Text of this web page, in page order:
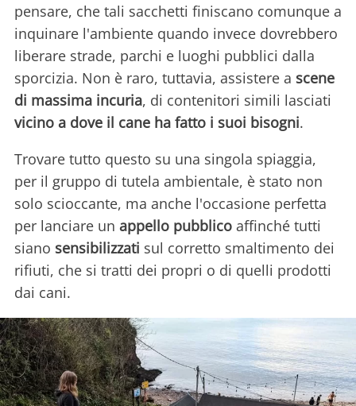
pensare, che tali sacchetti finiscano comunque a
inquinare l'ambiente quando invece dovrebbero
liberare strade, parchi e luoghi pubblici dalla
sporcizia. Non è raro, tuttavia, assistere a scene
di massima incuria, di contenitori simili lasciati
vicino a dove il cane ha fatto i suoi bisogni.
Trovare tutto questo su una singola spiaggia,
per il gruppo di tutela ambientale, è stato non
solo scioccante, ma anche l'occasione perfetta
per lanciare un appello pubblico affinché tutti
siano sensibilizzati sul corretto smaltimento dei
rifiuti, che si tratti dei propri o di quelli prodotti
dai cani.